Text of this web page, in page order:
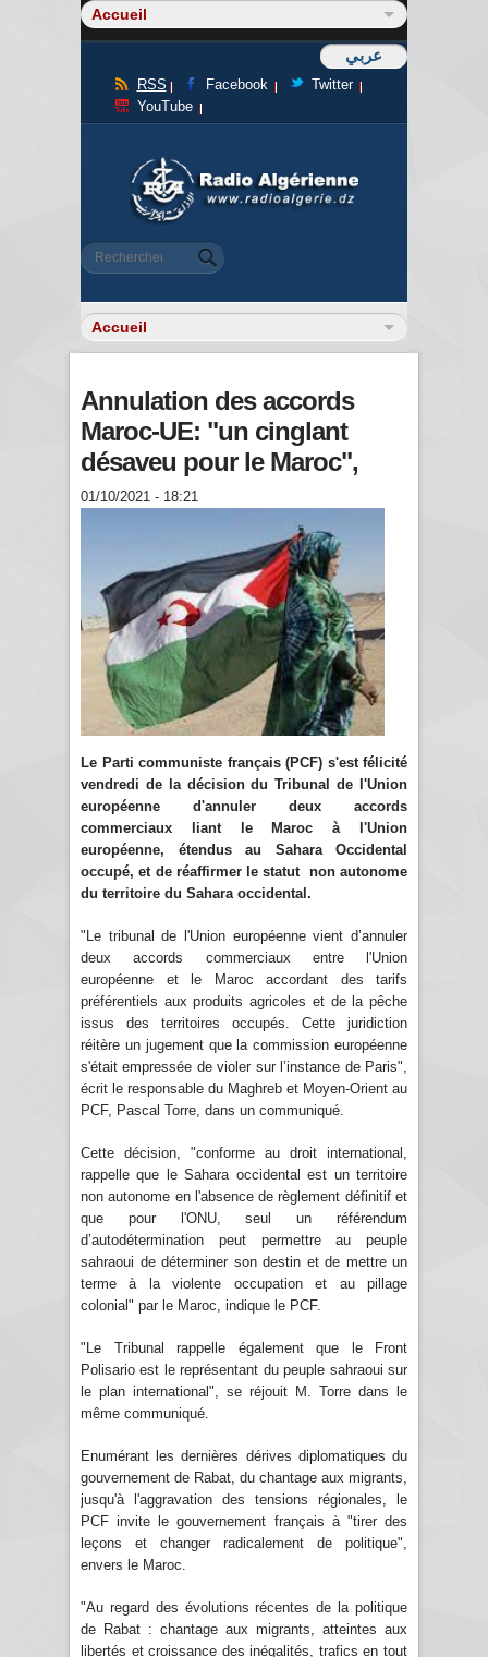
عربي
RSS Facebook
Twitter
YouTube
Formulaire de recherche
Rechercher
Annulation des accords
Maroc-UE: "un cinglant
désaveu pour le Maroc",
01/10/2021 - 18:21
Le Parti communiste français (PCF) s'est félicité
vendredi de la décision du Tribunal de l'Union
européenne d'annuler deux accords
commerciaux liant le Maroc à l'Union
européenne, étendus au Sahara Occidental
occupé, et de réaffirmer le statut non autonome
du territoire du Sahara occidental.
"Le tribunal de l'Union européenne vient d’annuler
deux accords commerciaux entre l'Union
européenne et le Maroc accordant des tarifs
préférentiels aux produits agricoles et de la pêche
issus des territoires occupés. Cette juridiction
réitère un jugement que la commission européenne
s'était empressée de violer sur l’instance de Paris",
écrit le responsable du Maghreb et Moyen-Orient au
PCF, Pascal Torre, dans un communiqué.
Cette décision, "conforme au droit international,
rappelle que le Sahara occidental est un territoire
non autonome en l'absence de règlement définitif et
que pour l'ONU, seul un référendum
d’autodétermination peut permettre au peuple
sahraoui de déterminer son destin et de mettre un
terme à la violente occupation et au pillage
colonial" par le Maroc, indique le PCF.
"Le Tribunal rappelle également que le Front
Polisario est le représentant du peuple sahraoui sur
le plan international", se réjouit M. Torre dans le
même communiqué.
Enumérant les dernières dérives diplomatiques du
gouvernement de Rabat, du chantage aux migrants,
jusqu'à l'aggravation des tensions régionales, le
PCF invite le gouvernement français à "tirer des
leçons et changer radicalement de politique",
envers le Maroc.
"Au regard des évolutions récentes de la politique
de Rabat : chantage aux migrants, atteintes aux
libertés et croissance des inégalités, trafics en tout